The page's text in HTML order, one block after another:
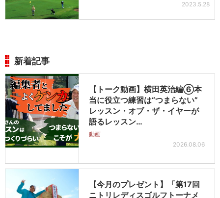
2023.5.28
新着記事
【トーク動画】横田英治編⑥本
当に役立つ練習は“つまらない”
レッスン・オブ・ザ・イヤーが
語るレッスン…
動画
2026.08.06
【今月のプレゼント】「第17回
ニトリレディスゴルフトーナメ